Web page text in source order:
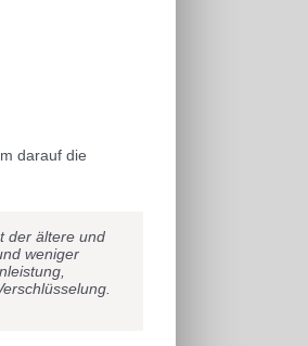
darauf die
der ältere und
weniger